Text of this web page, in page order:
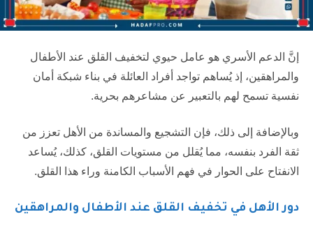
إنَّ الدعم الأسري هو عامل حيوي لتخفيف القلق عند الأطفال
والمراهقين، إذ يُساهم تواجد أفراد العائلة في بناء شبكة أمان
نفسية تسمح لهم بالتعبير عن مشاعرهم بحرية.
وبالإضافة إلى ذلك، فإن التشجيع والمساندة من الأهل تعزز من
ثقة الفرد بنفسه، مما يُقلل من مستويات القلق، كذلك، يُساعد
الانفتاح على الحوار في فهم الأسباب الكامنة وراء هذا القلق.
دور الأهل في تخفيف القلق عند الأطفال والمراهقين